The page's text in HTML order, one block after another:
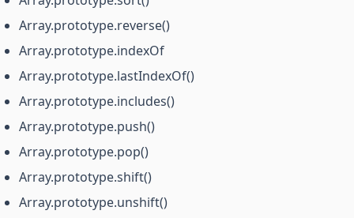
Array.prototype.reverse()
Array.prototype.indexOf
Array.prototype.lastIndexOf()
Array.prototype.includes()
Array.prototype.push()
Array.prototype.pop()
Array.prototype.shift()
Array.prototype.unshift()